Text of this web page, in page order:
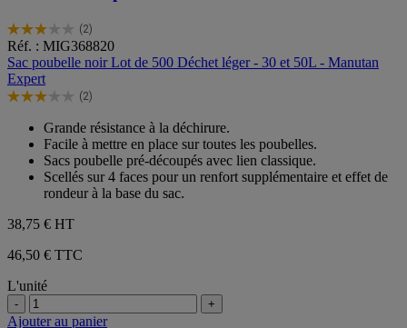
(2)
3.0
sur
5
étoiles.
2
Réf. : MIG368820
Sac poubelle noir Lot de 500 Déchet léger - 30 et 50L - Manutan
Expert
(2)
3.0
étoiles.
avis
Grande résistance à la déchirure.
Facile à mettre en place sur toutes les poubelles.
Sacs poubelle pré-découpés avec lien classique.
Scellés sur 4 faces pour un renfort supplémentaire et effet de
rondeur à la base du sac.
38,75 € HT
46,50 € TTC
L'unité
- +
Ajouter au panier